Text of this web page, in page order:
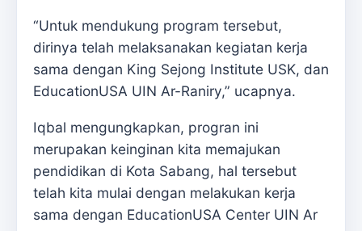
“Untuk mendukung program tersebut,
dirinya telah melaksanakan kegiatan kerja
sama dengan King Sejong Institute USK, dan
EducationUSA UIN Ar-Raniry,” ucapnya.
Iqbal mengungkapkan, progran ini
merupakan keinginan kita memajukan
pendidikan di Kota Sabang, hal tersebut
telah kita mulai dengan melakukan kerja
sama dengan EducationUSA Center UIN Ar